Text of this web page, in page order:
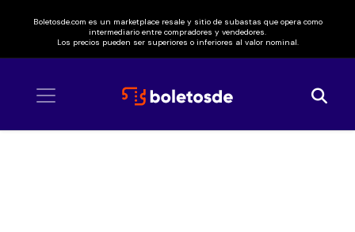
Boletosde.com es un marketplace resale y sitio de subastas que opera como
intermediario entre compradores y vendedores.
Los precios pueden ser superiores o inferiores al valor nominal.